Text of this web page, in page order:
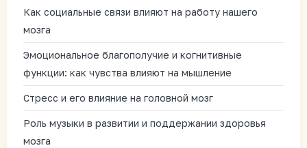
Как социальные связи влияют на работу нашего
мозга
Эмоциональное благополучие и когнитивные
функции: как чувства влияют на мышление
Стресс и его влияние на головной мозг
Роль музыки в развитии и поддержании здоровья
мозга